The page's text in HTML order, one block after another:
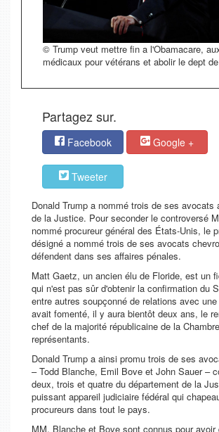
© Trump veut mettre fin a l'Obamacare,
médicaux pour vétérans et abolir le dept
Partagez sur.
Facebook Google +
Tweeter
Donald Trump a nommé trois de ses avocats
de la Justice. Pour seconder le controversé
nommé procureur général des États-Unis, le
désigné a nommé trois de ses avocats
défendent dans ses affaires pénales.
Matt Gaetz, un ancien élu de Floride, est un
qui n'est pas sûr d'obtenir la confirmation du
entre autres soupçonné de relations avec
avait fomenté, il y aura bientôt deux ans, le
chef de la majorité républicaine de la
représentants.
Donald Trump a ainsi promu trois de ses
– Todd Blanche, Emil Bove et John Sauer –
deux, trois et quatre du département de la
puissant appareil judiciaire fédéral qui
procureurs dans tout le pays.
MM. Blanche et Bove sont connus pour avoir